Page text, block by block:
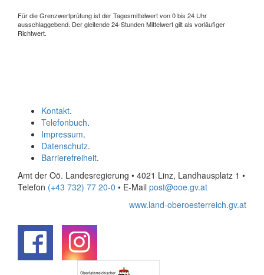
Für die Grenzwertprüfung ist der Tagesmittelwert von 0 bis 24 Uhr
ausschlaggebend. Der gleitende 24-Stunden Mittelwert gilt als vorläufiger
Richtwert.
Kontakt.
Telefonbuch.
Impressum.
Datenschutz.
Barrierefreiheit.
Amt der Oö. Landesregierung • 4021 Linz, Landhausplatz 1 •
Telefon (+43 732) 77 20-0 • E-Mail post@ooe.gv.at
www.land-oberoesterreich.gv.at